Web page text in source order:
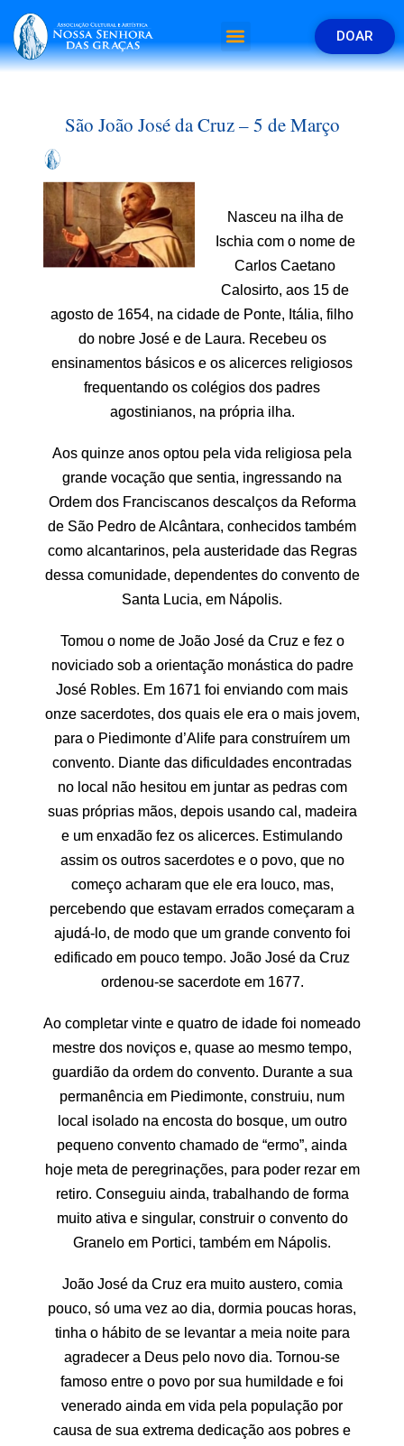
DOAR
São João José da Cruz – 5 de Março
Nasceu na ilha de
Ischia com o nome de
Carlos Caetano
Calosirto, aos 15 de
agosto de 1654, na cidade de Ponte, Itália, filho
do nobre José e de Laura. Recebeu os
ensinamentos básicos e os alicerces religiosos
frequentando os colégios dos padres
agostinianos, na própria ilha.
Aos quinze anos optou pela vida religiosa pela
grande vocação que sentia, ingressando na
Ordem dos Franciscanos descalços da Reforma
de São Pedro de Alcântara, conhecidos também
como alcantarinos, pela austeridade das Regras
dessa comunidade, dependentes do convento de
Santa Lucia, em Nápolis.
Tomou o nome de João José da Cruz e fez o
noviciado sob a orientação monástica do padre
José Robles. Em 1671 foi enviando com mais
onze sacerdotes, dos quais ele era o mais jovem,
para o Piedimonte d’Alife para construírem um
convento. Diante das dificuldades encontradas
no local não hesitou em juntar as pedras com
suas próprias mãos, depois usando cal, madeira
e um enxadão fez os alicerces. Estimulando
assim os outros sacerdotes e o povo, que no
começo acharam que ele era louco, mas,
percebendo que estavam errados começaram a
ajudá-lo, de modo que um grande convento foi
edificado em pouco tempo. João José da Cruz
ordenou-se sacerdote em 1677.
Ao completar vinte e quatro de idade foi nomeado
mestre dos noviços e, quase ao mesmo tempo,
guardião da ordem do convento. Durante a sua
permanência em Piedimonte, construiu, num
local isolado na encosta do bosque, um outro
pequeno convento chamado de “ermo”, ainda
hoje meta de peregrinações, para poder rezar em
retiro. Conseguiu ainda, trabalhando de forma
muito ativa e singular, construir o convento do
Granelo em Portici, também em Nápolis.
João José da Cruz era muito austero, comia
pouco, só uma vez ao dia, dormia poucas horas,
tinha o hábito de se levantar a meia noite para
agradecer a Deus pelo novo dia. Tornou-se
famoso entre o povo por sua humildade e foi
venerado ainda em vida pela população por
causa de sua extrema dedicação aos pobres e